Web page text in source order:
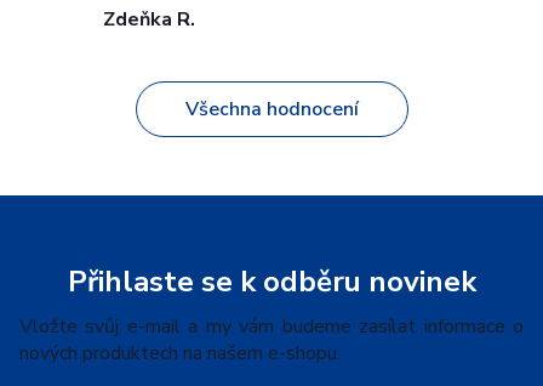
Zdeňka R.
Všechna hodnocení
Přihlaste se k odběru novinek
Vložte svůj e-mail a my vám budeme zasílat informace o
nových produktech na našem e-shopu.